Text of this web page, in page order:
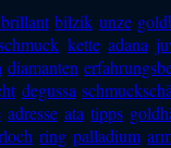
bilzik unze
kette adana
diamanten
degussa
adresse ata tipps
ring palladium